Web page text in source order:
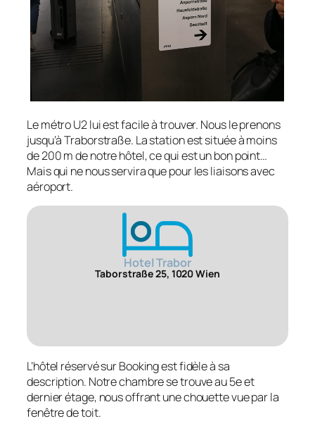
Le métro U2 lui est facile à trouver. Nous le prenons
jusqu’à Traborstraße. La station est située à moins
de 200 m de notre hôtel, ce qui est un bon point…
Mais qui ne nous servira que pour les liaisons avec
aéroport.
Hotel Trabor
Taborstraße 25, 1020 Wien
L’hôtel réservé sur Booking est fidèle à sa
description. Notre chambre se trouve au 5e et
dernier étage, nous offrant une chouette vue par la
fenêtre de toit.